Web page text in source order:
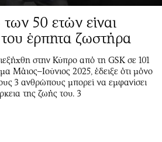
50 ετών είναι
του έρπητα ζωστήρα
στην Κύπρο από τη GSK σε 101
Μάιος–Ιούνιος 2025, έδειξε ότι μόνο
3 ανθρώπους μπορεί να εμφανίσει
της ζωής του. 3